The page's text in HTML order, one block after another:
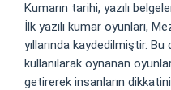
Kumarın tarihi, yazılı
İlk yazılı kumar oyunları,
yıllarında kaydedilmiştir.
kullanılarak oynanan
getirerek insanların